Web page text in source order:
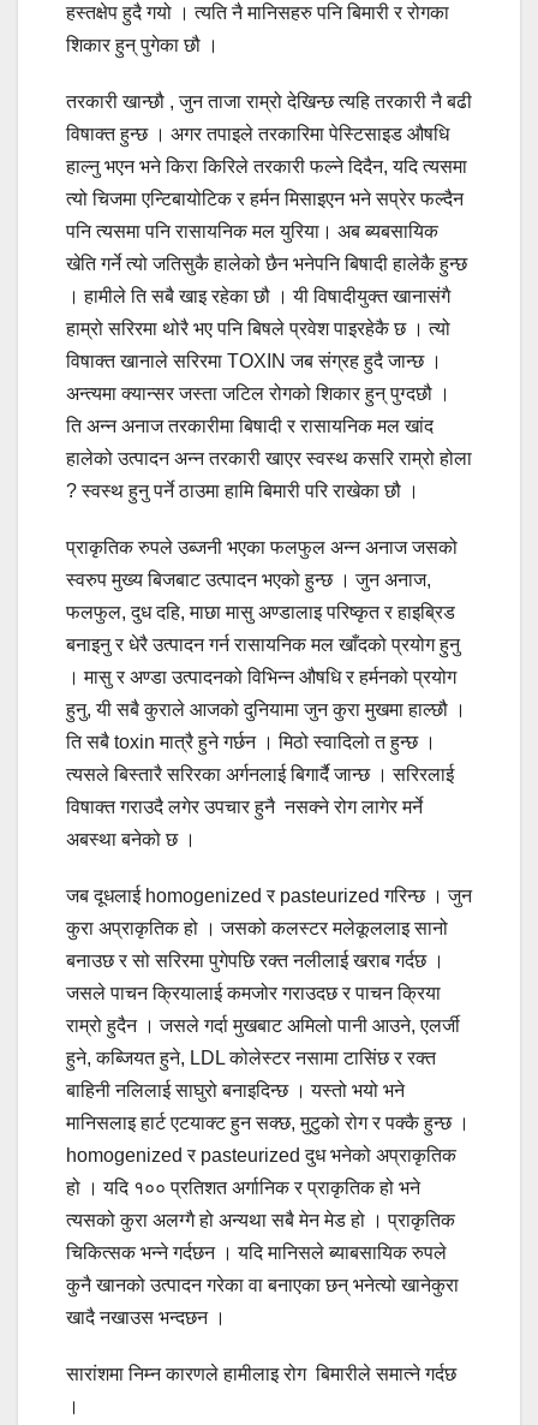
हस्तक्षेप हुदै गयो । त्यति नै मानिसहरु पनि बिमारी र रोगका
शिकार हुन् पुगेका छौ ।
तरकारी खान्छौ , जुन ताजा राम्रो देखिन्छ त्यहि तरकारी नै बढी
विषाक्त हुन्छ । अगर तपाइले तरकारिमा पेस्टिसाइड औषधि
हाल्नु भएन भने किरा किरिले तरकारी फल्ने दिदैन, यदि त्यसमा
त्यो चिजमा एन्टिबायोटिक र हर्मन मिसाइएन भने सप्रेर फल्दैन
पनि त्यसमा पनि रासायनिक मल युरिया। अब ब्यबसायिक
खेति गर्ने त्यो जतिसुकै हालेको छैन भनेपनि बिषादी हालेकै हुन्छ
। हामीले ति सबै खाइ रहेका छौ । यी विषादीयुक्त खानासंगै
हाम्रो सरिरमा थोरै भए पनि बिषले प्रवेश पाइरहेकै छ । त्यो
विषाक्त खानाले सरिरमा TOXIN जब संग्रह हुदै जान्छ ।
अन्त्यमा क्यान्सर जस्ता जटिल रोगको शिकार हुन् पुग्दछौ ।
ति अन्न अनाज तरकारीमा बिषादी र रासायनिक मल खांद
हालेको उत्पादन अन्न तरकारी खाएर स्वस्थ कसरि राम्रो होला
? स्वस्थ हुनु पर्ने ठाउमा हामि बिमारी परि राखेका छौ ।
प्राकृतिक रुपले उब्जनी भएका फलफुल अन्न अनाज जसको
स्वरुप मुख्य बिजबाट उत्पादन भएको हुन्छ । जुन अनाज,
फलफुल, दुध दहि, माछा मासु अण्डालाइ परिष्कृत र हाइब्रिड
बनाइनु र धेरै उत्पादन गर्न रासायनिक मल खाँदको प्रयोग हुनु
। मासु र अण्डा उत्पादनको विभिन्न औषधि र हर्मनको प्रयोग
हुनु, यी सबै कुराले आजको दुनियामा जुन कुरा मुखमा हाल्छौ ।
ति सबै toxin मात्रै हुने गर्छन । मिठो स्वादिलो त हुन्छ ।
त्यसले बिस्तारै सरिरका अर्गनलाई बिगार्दै जान्छ । सरिरलाई
विषाक्त गराउदै लगेर उपचार हुनै नसक्ने रोग लागेर मर्ने
अबस्था बनेको छ ।
जब दूधलाई homogenized र pasteurized गरिन्छ । जुन
कुरा अप्राकृतिक हो । जसको कलस्टर मलेकूललाइ सानो
बनाउछ र सो सरिरमा पुगेपछि रक्त नलीलाई खराब गर्दछ ।
जसले पाचन क्रियालाई कमजोर गराउदछ र पाचन क्रिया
राम्रो हुदैन । जसले गर्दा मुखबाट अमिलो पानी आउने, एलर्जी
हुने, कब्जियत हुने, LDL कोलेस्टर नसामा टासिंछ र रक्त
बाहिनी नलिलाई साघुरो बनाइदिन्छ । यस्तो भयो भने
मानिसलाइ हार्ट एटयाक्ट हुन सक्छ, मुटुको रोग र पक्कै हुन्छ ।
homogenized र pasteurized दुध भनेको अप्राकृतिक
हो । यदि १०० प्रतिशत अर्गानिक र प्राकृतिक हो भने
त्यसको कुरा अलग्गै हो अन्यथा सबै मेन मेड हो । प्राकृतिक
चिकित्सक भन्ने गर्दछन । यदि मानिसले ब्याबसायिक रुपले
कुनै खानको उत्पादन गरेका वा बनाएका छन् भनेत्यो खानेकुरा
खादै नखाउस भन्दछन ।
सारांशमा निम्न कारणले हामीलाइ रोग बिमारीले समात्ने गर्दछ
।